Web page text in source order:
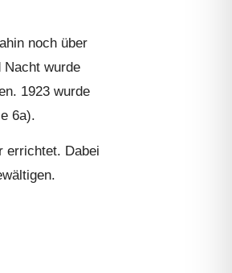
noch über
Nacht wurde
1923 wurde
6a).
errichtet. Dabei